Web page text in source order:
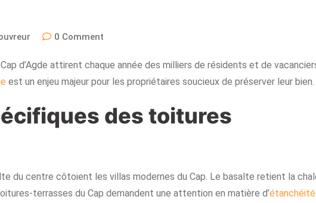
0 Comment
d’Agde attirent chaque année des milliers de résidents et de
est un enjeu majeur pour les propriétaires soucieux de préserver leur bien.
des toitures
du centre côtoient les villas modernes du Cap. Le basalte retient la
terrasses du Cap demandent une attention en matière d’étanchéité